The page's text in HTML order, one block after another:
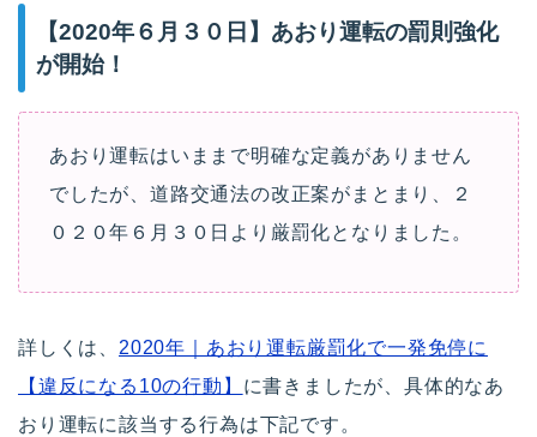
【2020年６月３０日】 あおり運転の罰則強化
が開始！
あおり運転はいままで明確な定義がありません
でしたが、道路交通法の改正案がまとまり、２
０２０年６月３０日より厳罰化となりました。
詳しくは、 2020年｜あおり運転厳罰化で一発免停に
【違反になる10の行動】 に書きましたが、具体的なあ
おり運転に該当する行為は下記です。